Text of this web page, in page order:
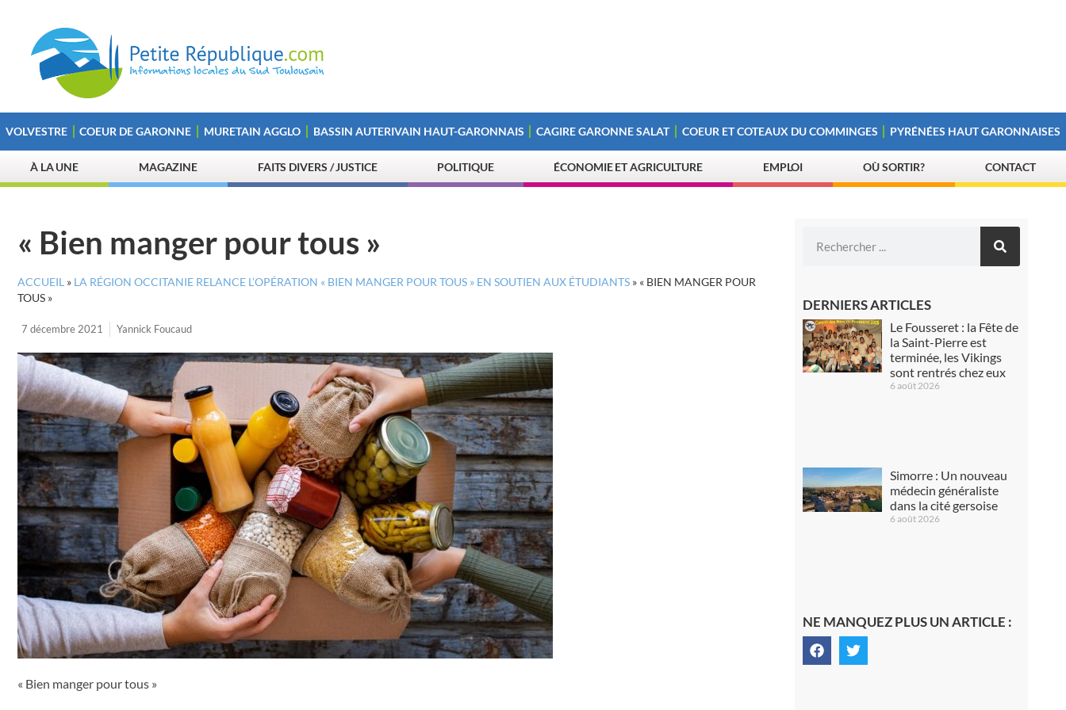
VOLVESTRE COEUR DE GARONNE MURETAIN AGGLO BASSIN AUTERIVAIN HAUT-GARONNAIS CAGIRE GARONNE SALAT COEUR ET COTEAUX DU COMMINGES PYRÉNÉES HAUT GARONNAISES
À LA UNE MAGAZINE FAITS DIVERS / JUSTICE POLITIQUE ÉCONOMIE ET AGRICULTURE EMPLOI OÙ SORTIR? CONTACT
« Bien manger pour tous »
ACCUEIL » LA RÉGION OCCITANIE RELANCE L’OPÉRATION « BIEN MANGER POUR TOUS » EN SOUTIEN AUX ÉTUDIANTS » « BIEN MANGER POUR
TOUS »
7 décembre 2021 Yannick Foucaud
« Bien manger pour tous »
DERNIERS ARTICLES
Le Fousseret : la Fête de
la Saint-Pierre est
terminée, les Vikings
sont rentrés chez eux
6 août 2026
Simorre : Un nouveau
médecin généraliste
dans la cité gersoise
6 août 2026
NE MANQUEZ PLUS UN ARTICLE :